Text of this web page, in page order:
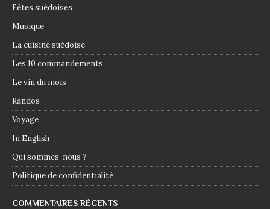
Fêtes suédoises
Musique
La cuisine suédoise
Les 10 commandements
Le vin du mois
Randos
Voyage
In English
Qui sommes-nous ?
Politique de confidentialité
COMMENTAIRES RÉCENTS